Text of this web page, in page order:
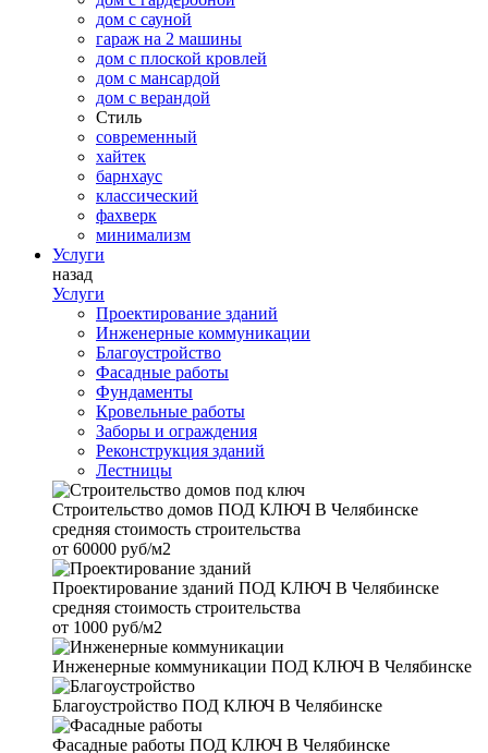
дом с сауной
гараж на 2 машины
дом с плоской кровлей
дом с мансардой
дом с верандой
Стиль
современный
хайтек
барнхаус
классический
фахверк
минимализм
Услуги
назад
Услуги
Проектирование зданий
Инженерные коммуникации
Благоустройство
Фасадные работы
Фундаменты
Кровельные работы
Заборы и ограждения
Реконструкция зданий
Лестницы
Строительство домов ПОД КЛЮЧ В Челябинске
средняя стоимость строительства
от 60000 руб/м2
Проектирование зданий ПОД КЛЮЧ В Челябинске
средняя стоимость строительства
от 1000 руб/м2
Инженерные коммуникации ПОД КЛЮЧ В Челябинске
Благоустройство ПОД КЛЮЧ В Челябинске
Фасадные работы ПОД КЛЮЧ В Челябинске